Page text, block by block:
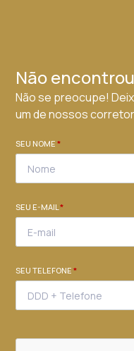
Não
Não se preocupe!
um de nossos
SEU NOME*
SEU E-MAIL*
SEU TELEFONE*